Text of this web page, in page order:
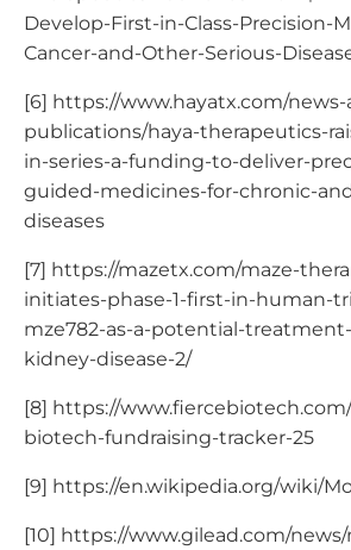
Develop-First-in-Class-Precision-
Cancer-and-Other-Serious-
[6] https://www.hayatx.com/
publications/haya-therapeutics-
in-series-a-funding-to-deliver-
guided-medicines-for-chronic-
diseases
[7] https://mazetx.com/maze-
initiates-phase-1-first-in-human-
mze782-as-a-potential-
kidney-disease-2/
[8] https://
biotech-fundraising-tracker-25
[9] https://en.wikipedia.org/wiki/
[10] https://www.gilead.com/